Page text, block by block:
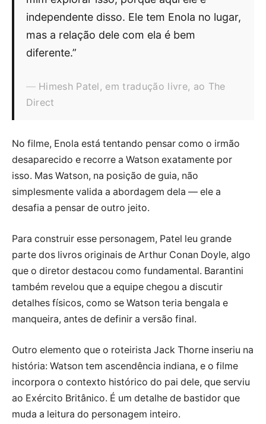
independente disso. Ele tem Enola no lugar,
mas a relação dele com ela é bem
diferente.”
Himesh Patel, em tradução livre, ao The
Direct
No filme, Enola está tentando pensar como o irmão
desaparecido e recorre a Watson exatamente por
isso. Mas Watson, na posição de guia, não
simplesmente valida a abordagem dela — ele a
desafia a pensar de outro jeito.
Para construir esse personagem, Patel leu grande
parte dos livros originais de Arthur Conan Doyle, algo
que o diretor destacou como fundamental. Barantini
também revelou que a equipe chegou a discutir
detalhes físicos, como se Watson teria bengala e
manqueira, antes de definir a versão final.
Outro elemento que o roteirista Jack Thorne inseriu na
história: Watson tem ascendência indiana, e o filme
incorpora o contexto histórico do pai dele, que serviu
ao Exército Britânico. É um detalhe de bastidor que
muda a leitura do personagem inteiro.